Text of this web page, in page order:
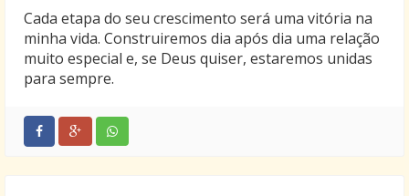
Cada etapa do seu crescimento será uma vitória na
minha vida. Construiremos dia após dia uma relação
muito especial e, se Deus quiser, estaremos unidas
para sempre.